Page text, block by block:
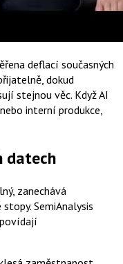
deflací současných
dokud
stejnou věc. Když AI
interní produkce,
datech
zanechává
SemiAnalysis